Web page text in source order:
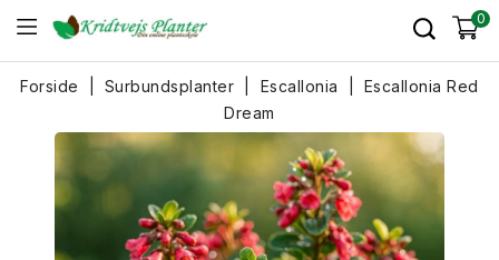
0
Forside Surbundsplanter Escallonia
Escallonia Red
Dream